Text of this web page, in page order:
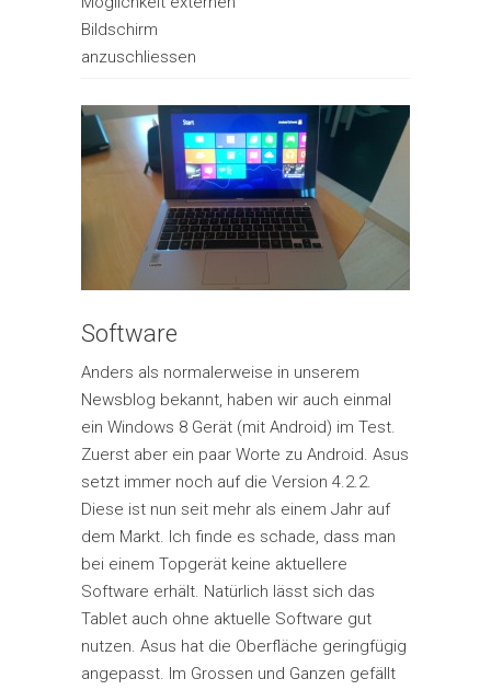
Bildschirm
anzuschliessen
Software
Anders als normalerweise in unserem
Newsblog bekannt, haben wir auch einmal
ein Windows 8 Gerät (mit Android) im Test.
Zuerst aber ein paar Worte zu Android. Asus
setzt immer noch auf die Version 4.2.2.
Diese ist nun seit mehr als einem Jahr auf
dem Markt. Ich finde es schade, dass man
bei einem Topgerät keine aktuellere
Software erhält. Natürlich lässt sich das
Tablet auch ohne aktuelle Software gut
nutzen. Asus hat die Oberfläche geringfügig
angepasst. Im Grossen und Ganzen gefällt